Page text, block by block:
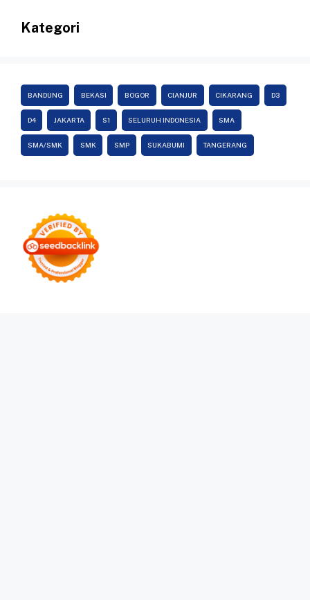
Kategori
BANDUNG BEKASI BOGOR CIANJUR CIKARANG D3
D4 JAKARTA S1 SELURUH INDONESIA SMA
SMA/SMK SMK SMP SUKABUMI TANGERANG